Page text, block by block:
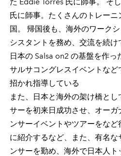
氏に師事。たくさんのトレー
国。 帰国後も、海外のワーク
シスタントを務め、交流を続
日本の Salsa on2 の基盤を作
サルサコングレスイベントなど
招かれ指導している
また、日本と海外の架け橋と
サーを初来日成功させ、オー
ンサーイベントやツアーをな
に紹介するなど、また、有名
ンサーを勤め、海外で日本人